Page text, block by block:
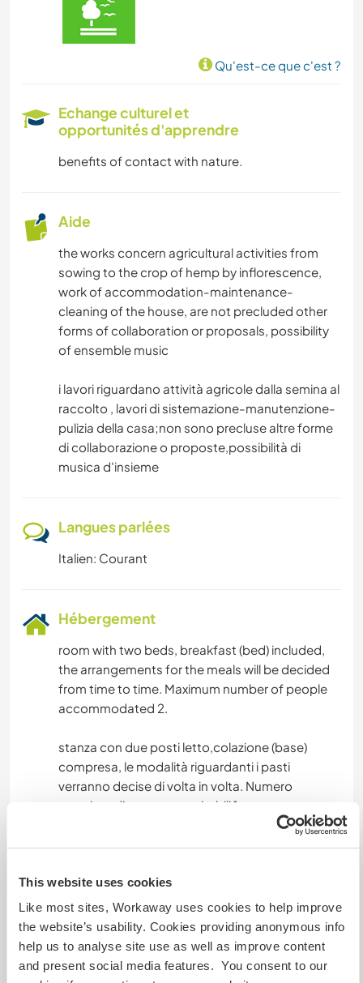
This website uses cookies
Like most sites, Workaway uses cookies to help improve
the website’s usability. Cookies providing anonymous info
help us to analyse site use as well as improve content
and present social media features. You consent to our
Qu'est-ce que c'est ?
Echange culturel et
opportunités d'apprendre
benefits of contact with nature.
Aide
the works concern agricultural activities from
sowing to the crop of hemp by inflorescence,
work of accommodation-maintenance-
cleaning of the house, are not precluded other
forms of collaboration or proposals, possibility
of ensemble music
i lavori riguardano attività agricole dalla semina al
raccolto , lavori di sistemazione-manutenzione-
pulizia della casa;non sono precluse altre forme
di collaborazione o proposte,possibilità di
musica d'insieme
Langues parlées
Italien: Courant
Hébergement
room with two beds, breakfast (bed) included,
the arrangements for the meals will be decided
from time to time. Maximum number of people
accommodated 2.
stanza con due posti letto,colazione (base)
compresa, le modalità riguardanti i pasti
verranno decise di volta in volta. Numero
massimo di persone ospitabili 1.
those in search of contact with nature and with
itself. Geographically, we are less than an hour
from Venice, Bologna, Lake Garda, Mantua and
Scardovari